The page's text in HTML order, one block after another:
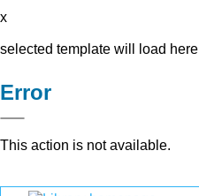
x
selected template will load here
Error
This action is not available.